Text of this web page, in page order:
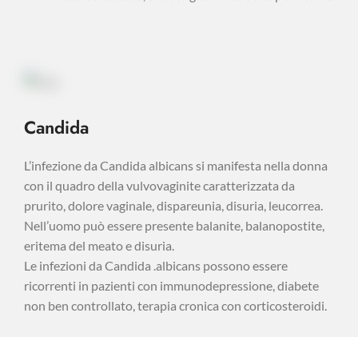
Candida
L’infezione da Candida albicans si manifesta nella donna
con il quadro della vulvovaginite caratterizzata da
prurito, dolore vaginale, dispareunia, disuria, leucorrea.
Nell’uomo può essere presente balanite, balanopostite,
eritema del meato e disuria.
Le infezioni da Candida .albicans possono essere
ricorrenti in pazienti con immunodepressione, diabete
non ben controllato, terapia cronica con corticosteroidi.